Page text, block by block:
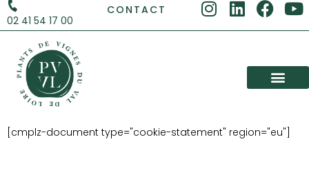
02 41 54 17 00
CONTACT
[cmplz-document type="cookie-statement" region="eu"]